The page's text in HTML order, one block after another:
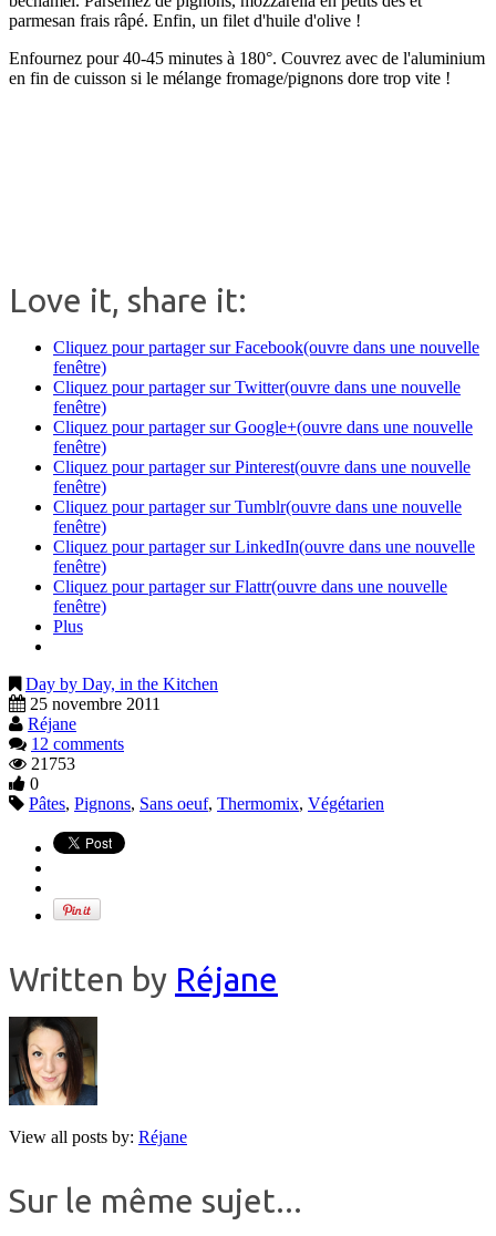
parmesan frais râpé. Enfin, un filet d'huile d'olive !
Enfournez pour 40-45 minutes à 180°. Couvrez avec de l'aluminium
en fin de cuisson si le mélange fromage/pignons dore trop vite !
Love it, share it:
Cliquez pour partager sur Facebook(ouvre dans une nouvelle
fenêtre)
Cliquez pour partager sur Twitter(ouvre dans une nouvelle
fenêtre)
Cliquez pour partager sur Google+(ouvre dans une nouvelle
fenêtre)
Cliquez pour partager sur Pinterest(ouvre dans une nouvelle
fenêtre)
Cliquez pour partager sur Tumblr(ouvre dans une nouvelle
fenêtre)
Cliquez pour partager sur LinkedIn(ouvre dans une nouvelle
fenêtre)
Cliquez pour partager sur Flattr(ouvre dans une nouvelle
fenêtre)
Plus
Day by Day, in the Kitchen
25 novembre 2011
Réjane
12 comments
21753
0
Pâtes, Pignons, Sans oeuf, Thermomix, Végétarien
Written by Réjane
View all posts by: Réjane
Sur le même sujet...